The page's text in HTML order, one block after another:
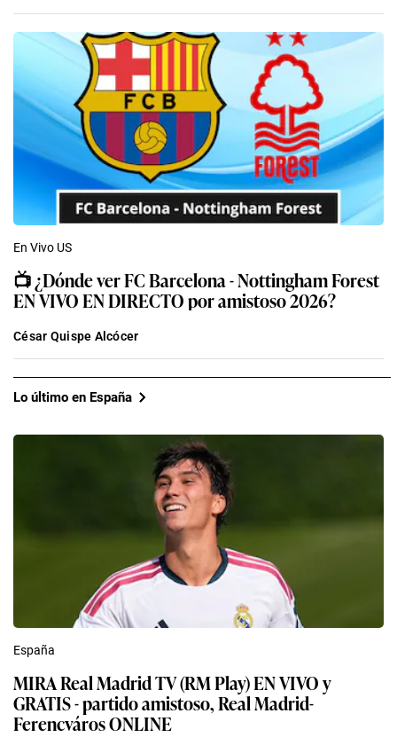
En Vivo US
📺​ ¿Dónde ver FC Barcelona - Nottingham Forest
EN VIVO EN DIRECTO por amistoso 2026?
César Quispe Alcócer
Lo último en España
España
MIRA Real Madrid TV (RM Play) EN VIVO y
GRATIS - partido amistoso, Real Madrid-
Ferencváros ONLINE